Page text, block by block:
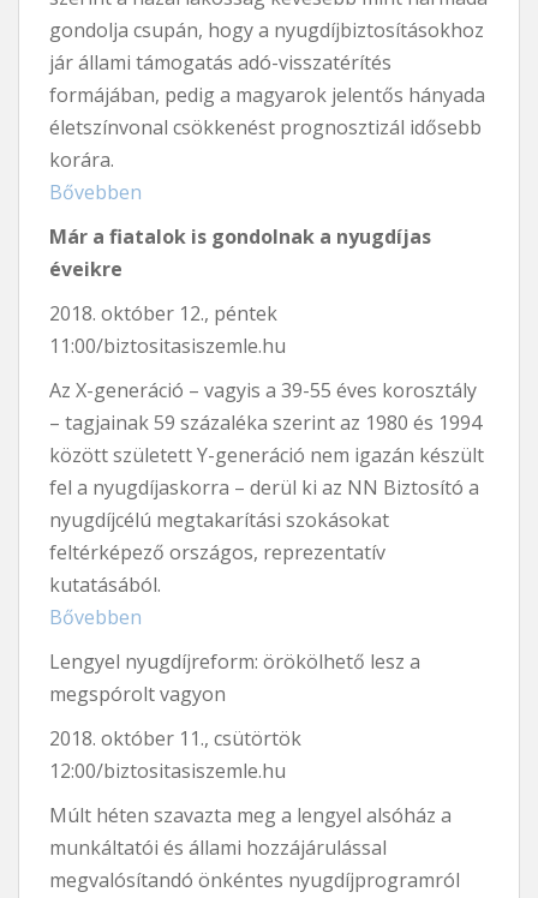
gondolja csupán, hogy a nyugdíjbiztosításokhoz
jár állami támogatás adó-visszatérítés
formájában, pedig a magyarok jelentős hányada
életszínvonal csökkenést prognosztizál idősebb
korára.
Bővebben
Már a fiatalok is gondolnak a nyugdíjas
éveikre
2018. október 12., péntek
11:00/biztositasiszemle.hu
Az X-generáció – vagyis a 39-55 éves korosztály
– tagjainak 59 százaléka szerint az 1980 és 1994
között született Y-generáció nem igazán készült
fel a nyugdíjaskorra – derül ki az NN Biztosító a
nyugdíjcélú megtakarítási szokásokat
feltérképező országos, reprezentatív
kutatásából.
Bővebben
Lengyel nyugdíjreform: örökölhető lesz a
megspórolt vagyon
2018. október 11., csütörtök
12:00/biztositasiszemle.hu
Múlt héten szavazta meg a lengyel alsóház a
munkáltatói és állami hozzájárulással
megvalósítandó önkéntes nyugdíjprogramról